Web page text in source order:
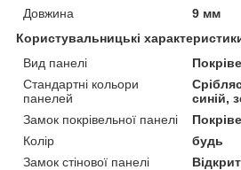
Довжина
9 мм
Користувальницькі
Вид панелі
Стандартні кольори
панелей
синій,
Замок покрівельної панелі
Колір
будь
Замок стінової панелі